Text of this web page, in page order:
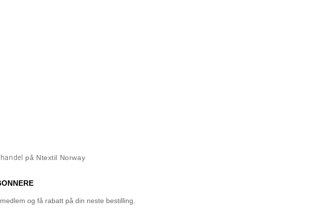
på Ntextil Norway
og få rabatt på din neste bestilling.